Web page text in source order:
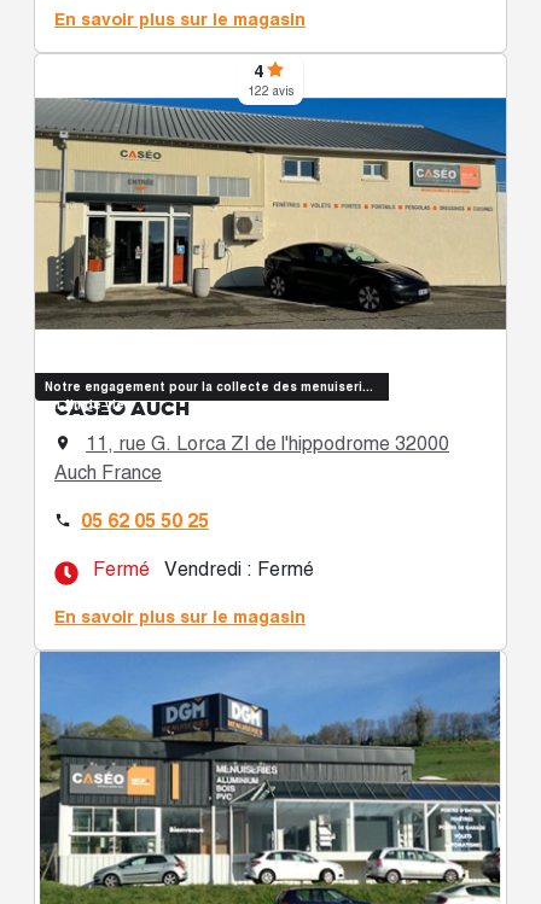
En savoir plus sur le magasin
4
122 avis
Notre engagement pour la collecte des menuiseries
en fin de vie
CASÉO AUCH

11, rue G. Lorca ZI de l'hippodrome 32000
Auch France
 05 62 05 50 25
Fermé Vendredi : Fermé
En savoir plus sur le magasin